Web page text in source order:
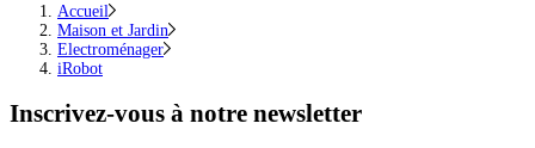
Accueil
Maison et Jardin
Electroménager
iRobot
Inscrivez-vous à notre newsletter